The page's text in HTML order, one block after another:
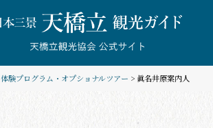
体験プログラム・オプショナルツアー > 眞名井原案内人